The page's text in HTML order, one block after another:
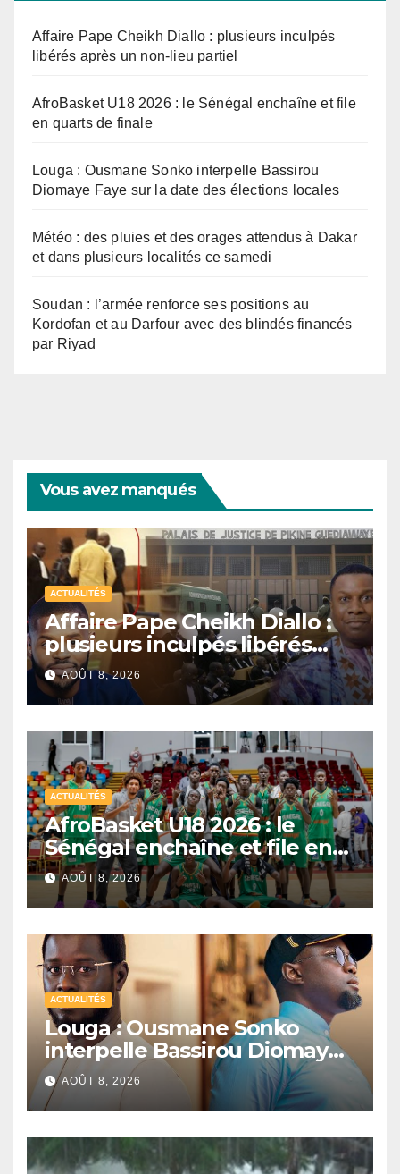
Affaire Pape Cheikh Diallo : plusieurs inculpés
libérés après un non-lieu partiel
AfroBasket U18 2026 : le Sénégal enchaîne et file
en quarts de finale
Louga : Ousmane Sonko interpelle Bassirou
Diomaye Faye sur la date des élections locales
Météo : des pluies et des orages attendus à Dakar
et dans plusieurs localités ce samedi
Soudan : l’armée renforce ses positions au
Kordofan et au Darfour avec des blindés financés
par Riyad
Vous avez manqués
ACTUALITÉS
Affaire Pape Cheikh Diallo :
plusieurs inculpés libérés
après un non-lieu partiel
AOÛT 8, 2026
ACTUALITÉS
AfroBasket U18 2026 : le
Sénégal enchaîne et file en
quarts de finale
AOÛT 8, 2026
ACTUALITÉS
Louga : Ousmane Sonko
interpelle Bassirou Diomaye
Faye sur la date des élections
locales
AOÛT 8, 2026